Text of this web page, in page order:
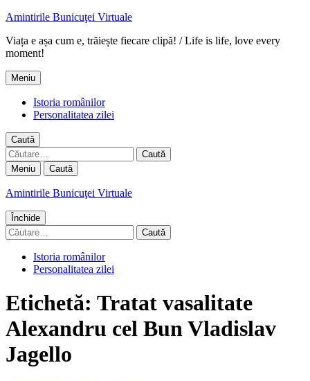
Amintirile Bunicuţei Virtuale
Viața e așa cum e, trăiește fiecare clipă! / Life is life, love every
moment!
Meniu
Istoria românilor
Personalitatea zilei
Caută
Caută
după:
Meniu Caută
Amintirile Bunicuţei Virtuale
Închide
Caută
după:
Istoria românilor
Personalitatea zilei
Etichetă: Tratat vasalitate
Alexandru cel Bun Vladislav
Jagello